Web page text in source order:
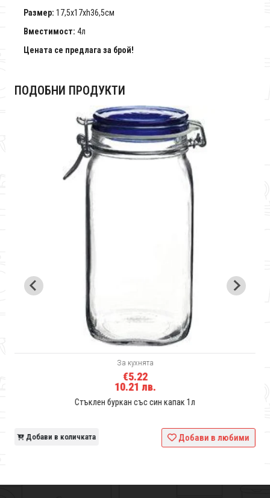
Размер: 17,5x17xh36,5см
Вместимост: 4л
Цената се предлага за брой!
ПОДОБНИ ПРОДУКТИ
За кухнята
€5.22
10.21 лв.
Стъклен буркан със син капак 1л
Добави в количката Добави в любими